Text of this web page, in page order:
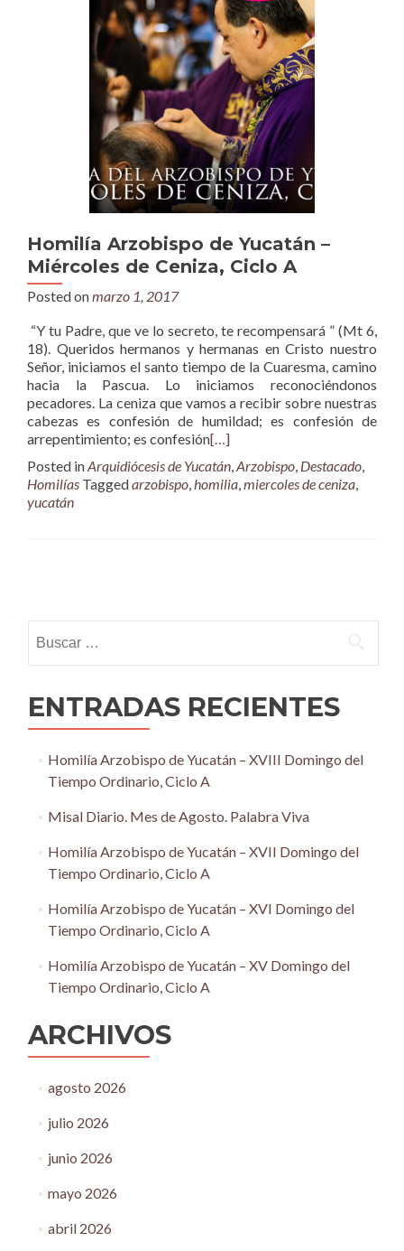
Homilía Arzobispo de Yucatán –
Miércoles de Ceniza, Ciclo A
Posted onmarzo 1, 2017
“Y tu Padre, que ve lo secreto, te recompensará ” (Mt 6,
18). Queridos hermanos y hermanas en Cristo nuestro
Señor, iniciamos el santo tiempo de la Cuaresma, camino
hacia la Pascua. Lo iniciamos reconociéndonos
pecadores. La ceniza que vamos a recibir sobre nuestras
cabezas es confesión de humildad; es confesión de
arrepentimiento; es confesión[…]
Posted inArquidiócesis de Yucatán,Arzobispo, Destacado,
Homilías Taggedarzobispo,homilia,miercoles de ceniza,
yucatán
navigation
ENTRADAS RECIENTES
Homilía Arzobispo de Yucatán – XVIII Domingo del
Tiempo Ordinario, Ciclo A
Misal Diario. Mes de Agosto. Palabra Viva
Homilía Arzobispo de Yucatán – XVII Domingo del
Tiempo Ordinario, Ciclo A
Homilía Arzobispo de Yucatán – XVI Domingo del
Tiempo Ordinario, Ciclo A
Homilía Arzobispo de Yucatán – XV Domingo del
Tiempo Ordinario, Ciclo A
ARCHIVOS
agosto 2026
julio 2026
junio 2026
mayo 2026
abril 2026